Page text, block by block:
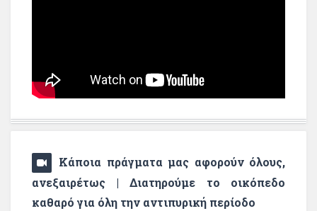
Κάποια πράγματα μας αφορούν όλους,
ανεξαιρέτως | Διατηρούμε το οικόπεδο
καθαρό για όλη την αντιπυρική περίοδο